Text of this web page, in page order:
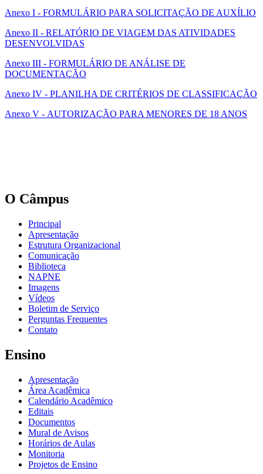
Anexo I - FORMULÁRIO PARA SOLICITAÇÃO DE AUXÍLIO
Anexo II - RELATÓRIO DE VIAGEM DAS ATIVIDADES
DESENVOLVIDAS
Anexo III - FORMULÁRIO DE ANÁLISE DE
DOCUMENTAÇÃO
Anexo IV - PLANILHA DE CRITÉRIOS DE CLASSIFICAÇÃO
Anexo V - AUTORIZAÇÃO PARA MENORES DE 18 ANOS
O Câmpus
Principal
Apresentação
Estrutura Organizacional
Comunicação
Biblioteca
NAPNE
Imagens
Vídeos
Boletim de Serviço
Perguntas Frequentes
Contato
Ensino
Apresentação
Área Acadêmica
Calendário Acadêmico
Editais
Documentos
Mural de Avisos
Horários de Aulas
Monitoria
Projetos de Ensino